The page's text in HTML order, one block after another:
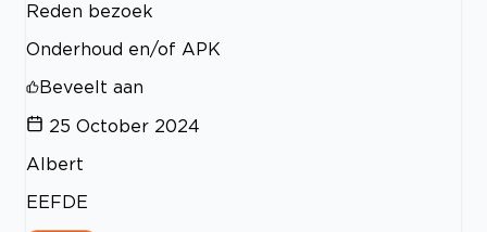
Reden bezoek
Onderhoud en/of APK
Beveelt aan
25 October 2024
Albert
EEFDE